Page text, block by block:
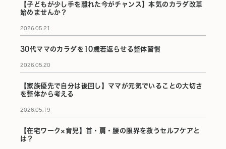
【子どもが少し手を離れた今がチャンス】本気のカラダ改革
始めませんか？
2026.05.21
30代ママのカラダを10歳若返らせる整体習慣
2026.05.20
【家族優先で自分は後回し】ママが元気でいることの大切さ
を整体から考える
2026.05.19
【在宅ワーク×育児】首・肩・腰の限界を救うセルフケアと
は？